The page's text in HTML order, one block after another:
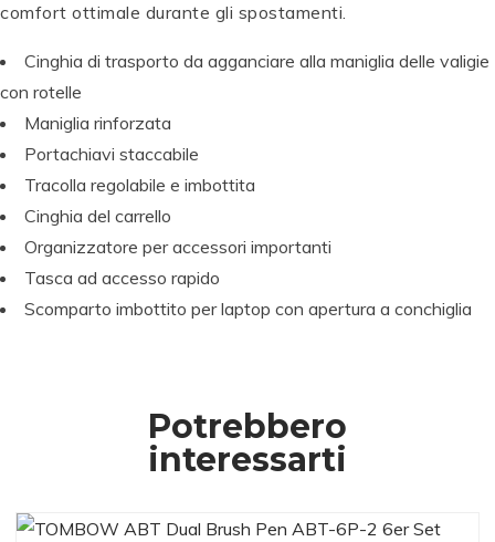
comfort ottimale durante gli spostamenti.
Cinghia di trasporto da agganciare alla maniglia delle valigie
con rotelle
Maniglia rinforzata
Portachiavi staccabile
Tracolla regolabile e imbottita
Cinghia del carrello
Organizzatore per accessori importanti
Tasca ad accesso rapido
Scomparto imbottito per laptop con apertura a conchiglia
Potrebbero
interessarti